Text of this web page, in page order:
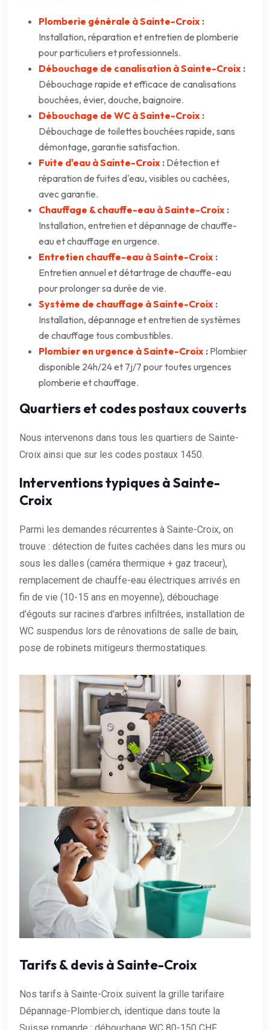
Plomberie générale à Sainte-Croix :
Installation, réparation et entretien de plomberie
pour particuliers et professionnels.
Débouchage de canalisation à Sainte-Croix :
Débouchage rapide et efficace de canalisations
bouchées, évier, douche, baignoire.
Débouchage de WC à Sainte-Croix :
Débouchage de toilettes bouchées rapide, sans
démontage, garantie satisfaction.
Fuite d'eau à Sainte-Croix : Détection et
réparation de fuites d'eau, visibles ou cachées,
avec garantie.
Chauffage & chauffe-eau à Sainte-Croix :
Installation, entretien et dépannage de chauffe-
eau et chauffage en urgence.
Entretien chauffe-eau à Sainte-Croix :
Entretien annuel et détartrage de chauffe-eau
pour prolonger sa durée de vie.
Système de chauffage à Sainte-Croix :
Installation, dépannage et entretien de systèmes
de chauffage tous combustibles.
Plombier en urgence à Sainte-Croix : Plombier
disponible 24h/24 et 7j/7 pour toutes urgences
plomberie et chauffage.
Quartiers et codes postaux couverts
Nous intervenons dans tous les quartiers de Sainte-
Croix ainsi que sur les codes postaux 1450.
Interventions typiques à Sainte-
Croix
Parmi les demandes récurrentes à Sainte-Croix, on
trouve : détection de fuites cachées dans les murs ou
sous les dalles (caméra thermique + gaz traceur),
remplacement de chauffe-eau électriques arrivés en
fin de vie (10-15 ans en moyenne), débouchage
d'égouts sur racines d'arbres infiltrées, installation de
WC suspendus lors de rénovations de salle de bain,
pose de robinets mitigeurs thermostatiques.
Tarifs & devis à Sainte-Croix
Nos tarifs à Sainte-Croix suivent la grille tarifaire
Dépannage-Plombier.ch, identique dans toute la